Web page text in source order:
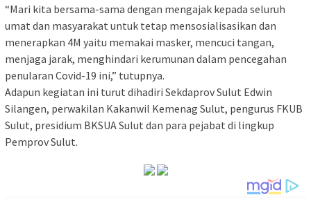
“Mari kita bersama-sama dengan mengajak kepada seluruh
umat dan masyarakat untuk tetap mensosialisasikan dan
menerapkan 4M yaitu memakai masker, mencuci tangan,
menjaga jarak, menghindari kerumunan dalam pencegahan
penularan Covid-19 ini,” tutupnya.
Adapun kegiatan ini turut dihadiri Sekdaprov Sulut Edwin
Silangen, perwakilan Kakanwil Kemenag Sulut, pengurus FKUB
Sulut, presidium BKSUA Sulut dan para pejabat di lingkup
Pemprov Sulut.